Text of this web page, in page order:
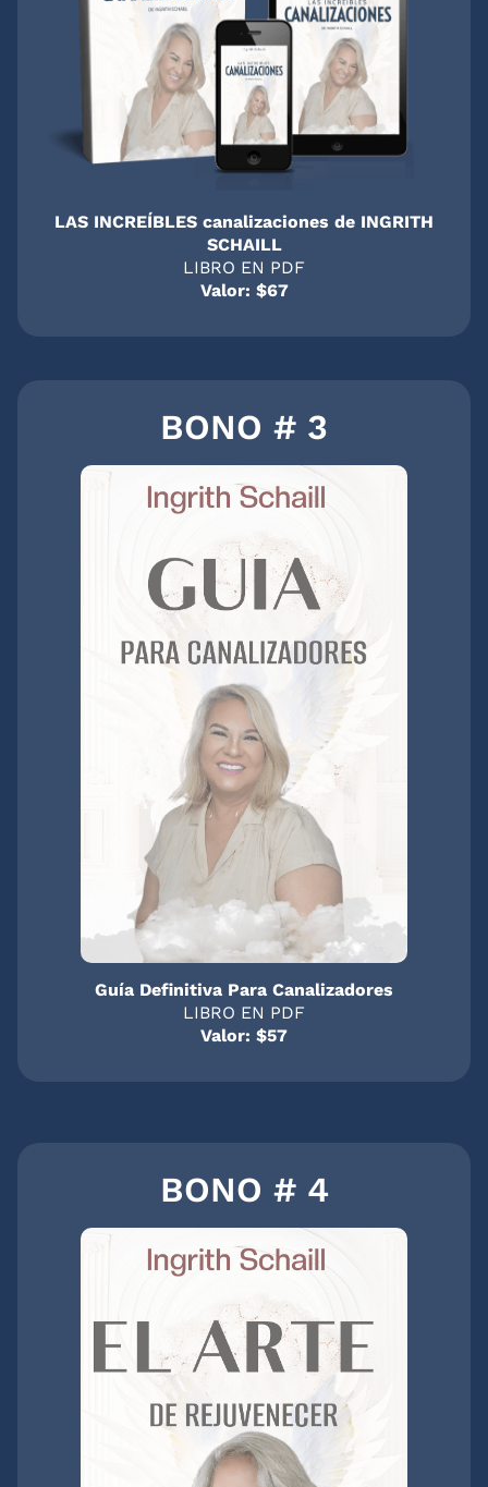
LAS INCREÍBLES canalizaciones de INGRITH
SCHAILL
LIBRO EN PDF
Valor: $67
BONO # 3
Guía Definitiva Para Canalizadores
LIBRO EN PDF
Valor: $57
BONO # 4